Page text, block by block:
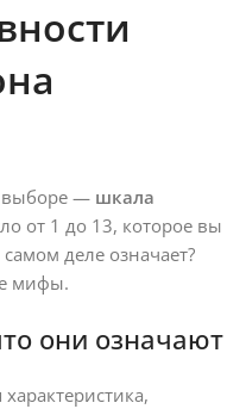
выборе — шкала
от 1 до 13, которое вы
деле означает?
мифы.
они означают